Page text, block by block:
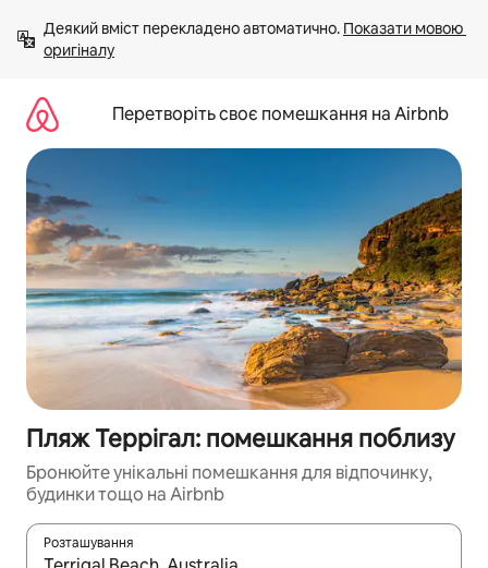
вмісту
Деякий вміст перекладено автоматично. Показати мовою
оригіналу
Перетворіть своє помешкання на Airbnb
Пляж Террігал: помешкання поблизу
Бронюйте унікальні помешкання для відпочинку,
будинки тощо на Airbnb
Розташування
Отримавши результати пошуку, використовуйте для